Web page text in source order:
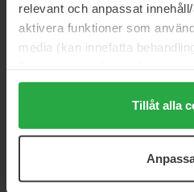
relevant och anpassat
aktivera funktioner som
media (kan innefatta
Genom att trycka på "Tillåt
alla cookies, medan du under
användningen av cookies. Du
samt vår Integritetspolicy.
Tillåt alla
Haluatko parhaat kauneusuutiset
uusimmat trendit, vinkit ja
NOPEA TOIMITUS